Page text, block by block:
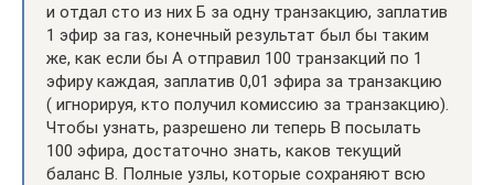
и отдал сто из них Б за одну транзакцию, заплатив
1 эфир за газ, конечный результат был бы таким
же, как если бы А отправил 100 транзакций по 1
эфиру каждая, заплатив 0,01 эфира за транзакцию
( игнорируя, кто получил комиссию за транзакцию).
Чтобы узнать, разрешено ли теперь B посылать
100 эфира, достаточно знать, каков текущий
баланс B. Полные узлы, которые сохраняют всю